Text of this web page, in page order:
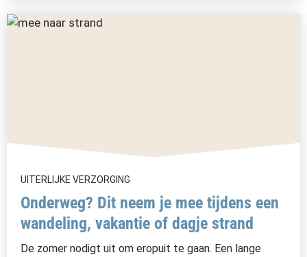
UITERLIJKE VERZORGING
Onderweg? Dit neem je mee tijdens een
wandeling, vakantie of dagje strand
De zomer nodigt uit om eropuit te gaan. Een lange